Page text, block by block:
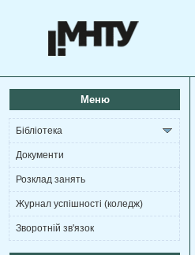
Меню
Бібліотека
Документи
Розклад занять
Журнал успішності (коледж)
Зворотній зв'язок